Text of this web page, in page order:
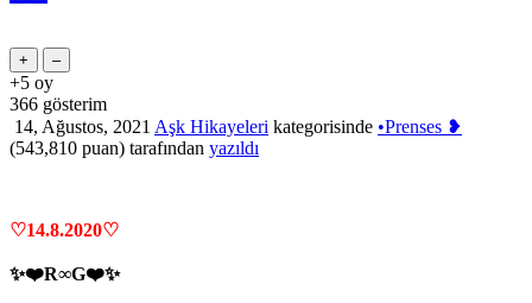
+5 oy
366 gösterim
14, Ağustos, 2021 Aşk Hikayeleri kategorisinde •Prenses ❥
(543,810 puan) tarafından yazıldı
♡14.8.2020♡
✨❤️R∞G❤️✨